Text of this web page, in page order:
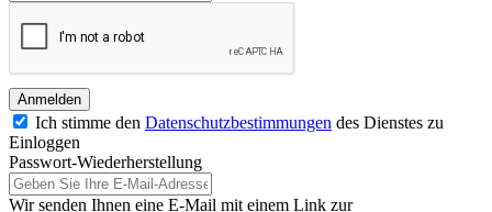
Anmelden
Ich stimme den Datenschutzbestimmungen des Dienstes zu
Einloggen
Passwort-Wiederherstellung
Wir senden Ihnen eine E-Mail mit einem Link zur